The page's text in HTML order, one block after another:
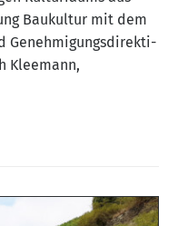
Bau­kul­tur mit dem
Geneh­mi­gungs­di­rek­ti­
Klee­mann,